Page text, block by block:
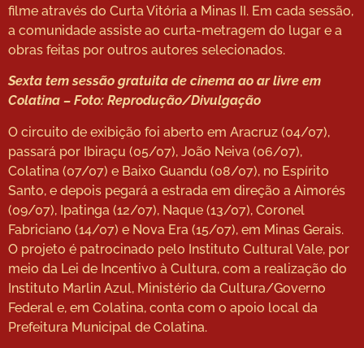
filme através do Curta Vitória a Minas II. Em cada sessão,
a comunidade assiste ao curta-metragem do lugar e a
obras feitas por outros autores selecionados.
Sexta tem sessão gratuita de cinema ao ar livre em
Colatina – Foto: Reprodução/Divulgação
O circuito de exibição foi aberto em Aracruz (04/07),
passará por Ibiraçu (05/07), João Neiva (06/07),
Colatina (07/07) e Baixo Guandu (08/07), no Espírito
Santo, e depois pegará a estrada em direção a Aimorés
(09/07), Ipatinga (12/07), Naque (13/07), Coronel
Fabriciano (14/07) e Nova Era (15/07), em Minas Gerais.
O projeto é patrocinado pelo Instituto Cultural Vale, por
meio da Lei de Incentivo à Cultura, com a realização do
Instituto Marlin Azul, Ministério da Cultura/Governo
Federal e, em Colatina, conta com o apoio local da
Prefeitura Municipal de Colatina.